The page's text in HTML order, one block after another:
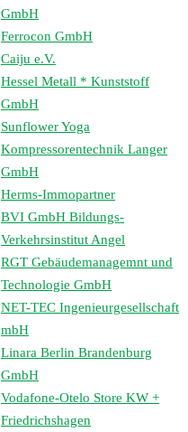
GmbH
Ferrocon GmbH
Caiju e.V.
Hessel Metall * Kunststoff
GmbH
Sunflower Yoga
Kompressorentechnik Langer
GmbH
Herms-Immopartner
BVI GmbH Bildungs-
Verkehrsinstitut Angel
RGT Gebäudemanagemnt und
Technologie GmbH
NET-TEC Ingenieurgesellschaft
mbH
Linara Berlin Brandenburg
GmbH
Vodafone-Otelo Store KW +
Friedrichshagen